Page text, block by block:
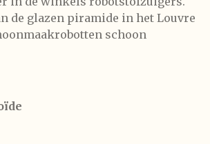
de glazen piramide in het Louvre
schoon